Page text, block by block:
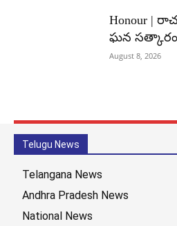
Honour |
ఘన సత్కారం
August 8, 2026
Telugu News
Telangana News
Andhra Pradesh News
National News